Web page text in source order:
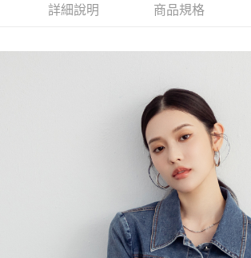
每筆NT$80，滿NT$699(含以上)免運費
每筆NT$80，滿NT$699(含以上)免運費
每筆NT$120，滿NT$699(含以上)免運費
詳細說明 商品規格